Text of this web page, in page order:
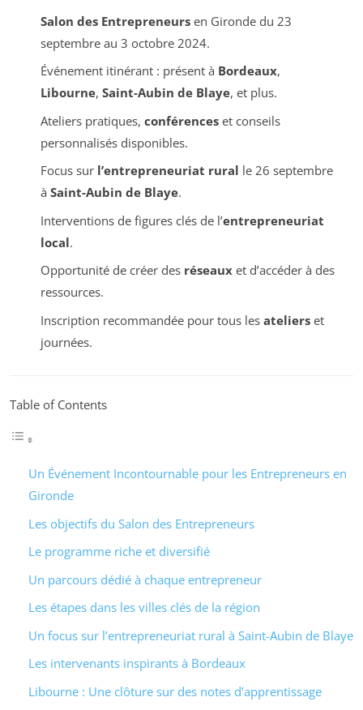
Salon des Entrepreneursen Gironde du 23
septembre au 3 octobre 2024.
Événement itinérant : présent à Bordeaux,
Libourne, Saint-Aubin de Blaye, et plus.
Ateliers pratiques, conférenceset conseils
personnalisés disponibles.
Focus sur l’entrepreneuriat rural le 26 septembre
à Saint-Aubin de Blaye.
Interventions de figures clés de l’entrepreneuriat
local.
Opportunité de créer des réseauxet d’accéder à des
ressources.
Inscription recommandée pour tous les atelierset
journées.
Table of Contents
Un Événement Incontournable pour les Entrepreneurs en
Gironde
Les objectifs du Salon des Entrepreneurs
Le programme riche et diversifié
Un parcours dédié à chaque entrepreneur
Les étapes dans les villes clés de la région
Un focus sur l’entrepreneuriat rural à Saint-Aubin de Blaye
Les intervenants inspirants à Bordeaux
Libourne : Une clôture sur des notes d’apprentissage